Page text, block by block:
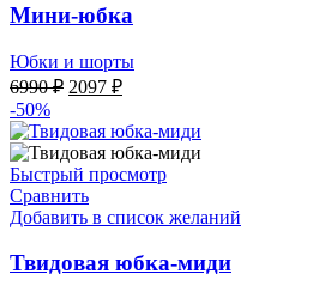
Мини-юбка
Юбки и шорты
6990₽ Первоначальная
составляла
6990 ₽.
2097 ₽Текущая
2097 ₽.
-50%
Быстрый просмотр
Сравнить
Добавить в список желаний
Твидовая юбка-миди